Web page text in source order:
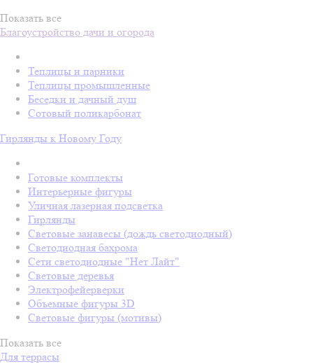
Показать все
Благоустройство дачи и огорода
Теплицы и парники
Теплицы промышленные
Беседки и дачный душ
Сотовый поликарбонат
Гирлянды к Новому Году
Готовые комплекты
Интерьерные фигуры
Уличная лазерная подсветка
Гирлянды
Световые занавесы (дождь светодиодный)
Светодиодная бахрома
Сети светодиодные "Нет Лайт"
Световые деревья
Электрофейерверки
Объемные фигуры 3D
Световые фигуры (мотивы)
Показать все
Для террасы